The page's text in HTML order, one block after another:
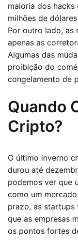
maioria dos hacks
milhões de
Por outro lado, as
apenas as
Algumas das
proibição do
congelamento de
Quando
Cripto?
O último inverno
durou até
podemos ver que
como um
prazo, as startups
que as empresas
os pontos fortes